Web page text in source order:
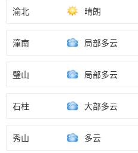
渝北 晴朗
潼南 局部多云
璧山 局部多云
石柱 大部多云
秀山 多云